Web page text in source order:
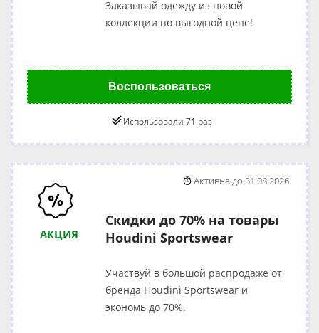
Заказывай одежду из новой
коллекции по выгодной цене!
Воспользоваться
Использовали 71 раз
АКЦИЯ
Скидки до 70% на товары
Houdini Sportswear
Участвуй в большой распродаже от
бренда Houdini Sportswear и
экономь до 70%.
Активна до 31.08.2026